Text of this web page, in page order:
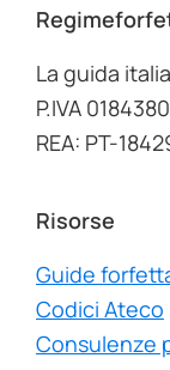
Footer
La guida
P.IVA
REA: PT-
Risorse
Guide
Codici Ateco
Consulenze